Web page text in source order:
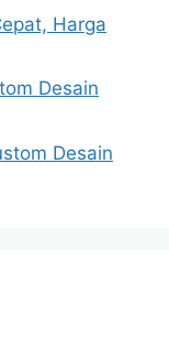
Harga
Desain
Desain